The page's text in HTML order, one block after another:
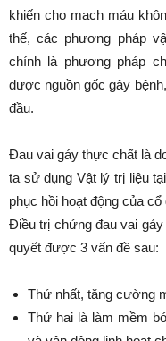
khiến cho mạch máu
thế, các phương pháp
chính là phương pháp
được nguồn gốc gây
đầu.
Đau vai gáy thực chất là
ta sử dụng Vật lý trị liệu
phục hồi hoạt động của
Điều trị chứng đau vai
quyết được 3 vấn đề sau:
Thứ nhất, tăng cường
Thứ hai là làm mềm